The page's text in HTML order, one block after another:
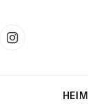
Instagram
HEIM